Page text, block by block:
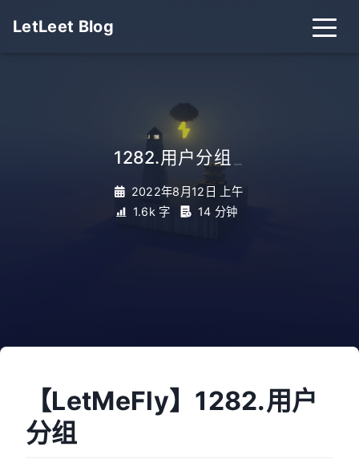
LetLeet Blog
1282.用户分组
2022年8月12日 上午
1.6k 字
14 分钟
【LetMeFly】1282.用户
分组